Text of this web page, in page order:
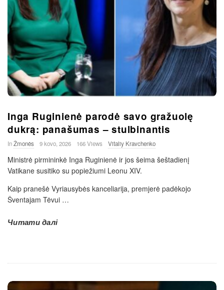
Inga Ruginienė parodė savo gražuolę
dukrą: panašumas – stulbinantis
InŽmonės 9 kovo, 2026 166 Views Vitaliy Kravchenko
Ministrė pirmininkė Inga Ruginienė ir jos šeima šeštadienį
Vatikane susitiko su popiežiumi Leonu XIV.
Kaip pranešė Vyriausybės kanceliarija, premjerė padėkojo
Šventajam Tėvui …
Читати далі